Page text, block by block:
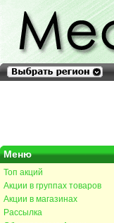
Меню
Топ акций
Акции в группах товаров
Акции в магазинах
Рассылка